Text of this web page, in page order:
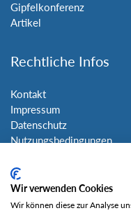
Gipfelkonferenz
Artikel
Rechtliche Infos
Kontakt
Impressum
Datenschutz
Nutzungsbedingungen
Social Media
Wir verwenden Cookies
Wir können diese zur Analyse